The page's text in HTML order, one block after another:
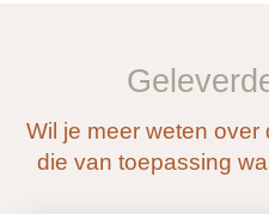
Wil je meer weten
die van toepassing